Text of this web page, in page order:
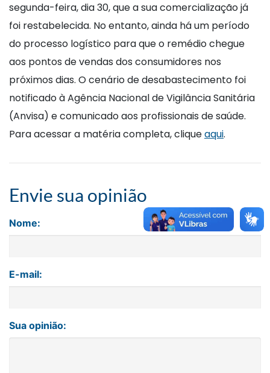
segunda-feira, dia 30, que a sua comercialização já
foi restabelecida. No entanto, ainda há um período
do processo logístico para que o remédio chegue
aos pontos de vendas dos consumidores nos
próximos dias. O cenário de desabastecimento foi
notificado à Agência Nacional de Vigilância Sanitária
(Anvisa) e comunicado aos profissionais de saúde.
Para acessar a matéria completa, cliqueaqui.
Envie sua opinião
Nome:
E-mail:
Sua opinião: